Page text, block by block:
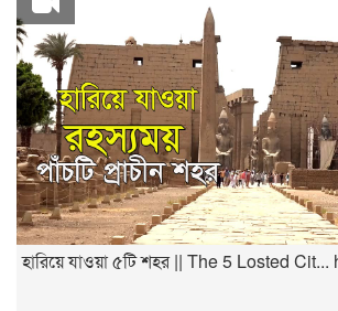
হারিয়ে যাওয়া ৫টি শহর || The 5 Losted Cit...